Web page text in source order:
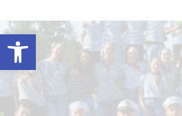
Open toolbar